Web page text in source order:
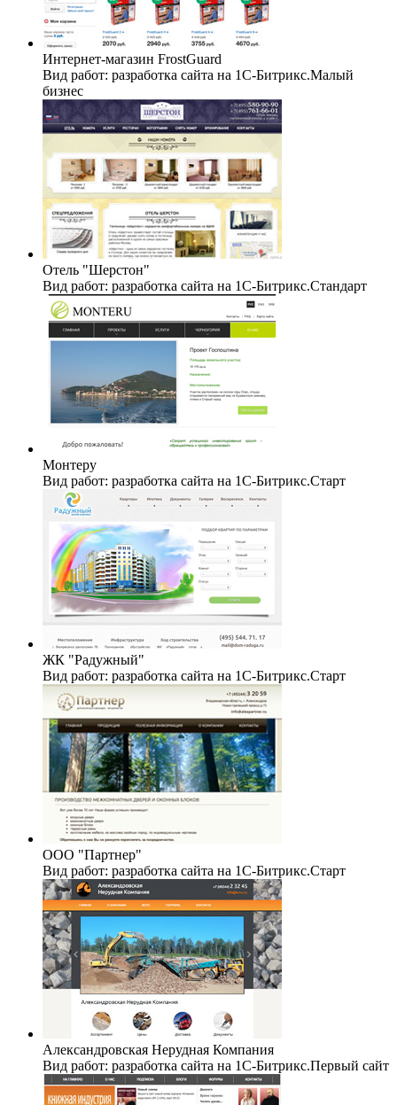
Интернет-магазин FrostGuard
Вид работ: разработка сайта на 1C-Битрикс.Малый
бизнес
Отель "Шерстон"
Вид работ: разработка сайта на 1C-Битрикс.Стандарт
Монтеру
Вид работ: разработка сайта на 1C-Битрикс.Старт
ЖК "Радужный"
Вид работ: разработка сайта на 1C-Битрикс.Старт
ООО "Партнер"
Вид работ: разработка сайта на 1C-Битрикс.Старт
Александровская Нерудная Компания
Вид работ: разработка сайта на 1C-Битрикс.Первый сайт